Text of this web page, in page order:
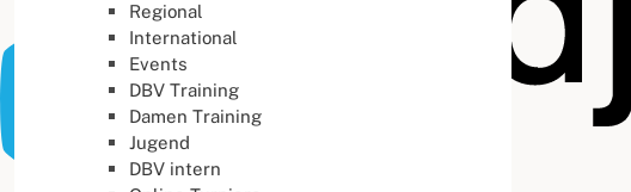
Regional
International
Events
DBV Training
Damen Training
Jugend
DBV intern